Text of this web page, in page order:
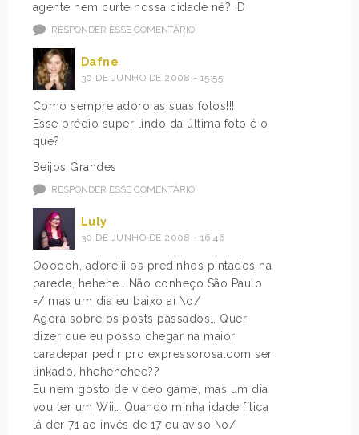
agente nem curte nossa cidade né? :D
RESPONDER ESSE COMENTÁRIO
Dafne
30 DE JUNHO DE 2008 - 15:55
Como sempre adoro as suas fotos!!!
Esse prédio super lindo da última foto é o
que?
Beijos Grandes
RESPONDER ESSE COMENTÁRIO
Luly
30 DE JUNHO DE 2008 - 16:46
Oooooh, adoreiii os predinhos pintados na
parede, hehehe… Não conheço São Paulo
=/ mas um dia eu baixo aí \o/
Agora sobre os posts passados… Quer
dizer que eu posso chegar na maior
caradepar pedir pro expressorosa.com ser
linkado, hhehehehee??
Eu nem gosto de video game, mas um dia
vou ter um Wii… Quando minha idade fítica
lá der 71 ao invés de 17 eu aviso \o/